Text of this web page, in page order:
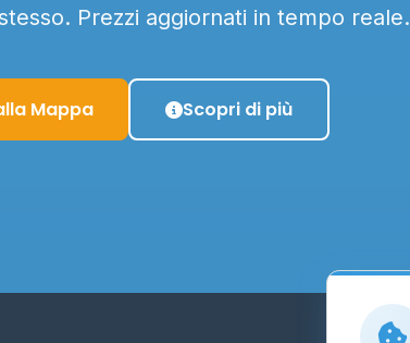
Prezzi aggiornati in tempo reale.
Mappa Scopri di più